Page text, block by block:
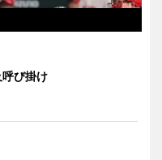
呼び掛け